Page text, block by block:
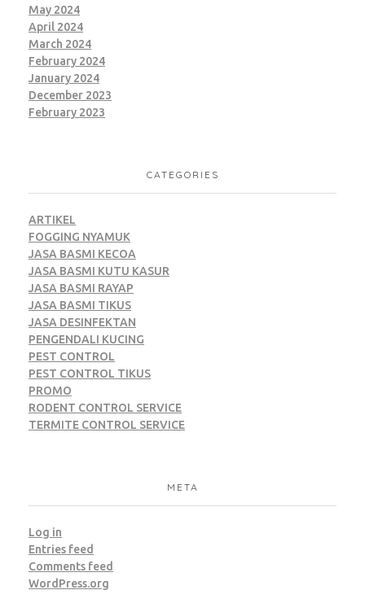
May 2024
April 2024
March 2024
February 2024
January 2024
December 2023
February 2023
CATEGORIES
ARTIKEL
FOGGING NYAMUK
JASA BASMI KECOA
JASA BASMI KUTU KASUR
JASA BASMI RAYAP
JASA BASMI TIKUS
JASA DESINFEKTAN
PENGENDALI KUCING
PEST CONTROL
PEST CONTROL TIKUS
PROMO
RODENT CONTROL SERVICE
TERMITE CONTROL SERVICE
META
Log in
Entries feed
Comments feed
WordPress.org